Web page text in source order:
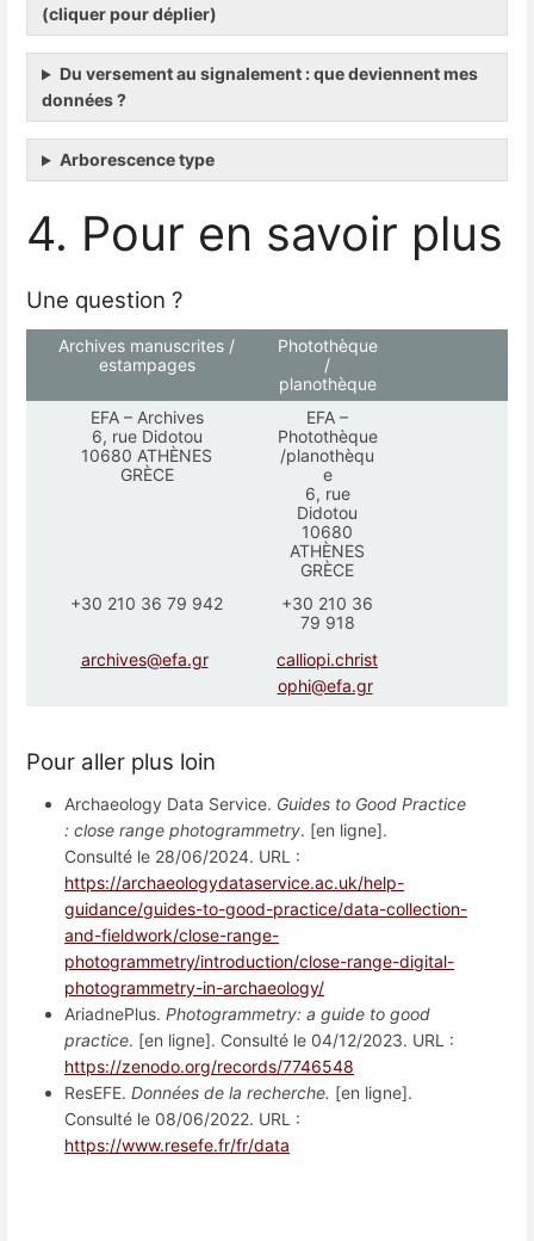
(cliquer pour déplier)
Du versement au signalement : que deviennent mes
données ?
Arborescence type
4. Pour en savoir plus
Une question ?
Archives manuscrites /
estampages
Photothèque
/
planothèque
EFA – Archives
6, rue Didotou
10680 ATHÈNES
GRÈCE
EFA –
Photothèque
/planothèqu
e
6, rue
Didotou
10680
ATHÈNES
GRÈCE
+30 210 36 79 942
+30 210 36
79 918
archives@efa.gr
calliopi.christ
ophi@efa.gr
Pour aller plus loin
Archaeology Data Service. Guides to Good Practice
: close range photogrammetry. [en ligne].
Consulté le 28/06/2024. URL :
https://archaeologydataservice.ac.uk/help-
guidance/guides-to-good-practice/data-collection-
and-fieldwork/close-range-
photogrammetry/introduction/close-range-digital-
photogrammetry-in-archaeology/
AriadnePlus. Photogrammetry: a guide to good
practice. [en ligne]. Consulté le 04/12/2023. URL :
https://zenodo.org/records/7746548
ResEFE. Données de la recherche. [en ligne].
Consulté le 08/06/2022. URL :
https://www.resefe.fr/fr/data